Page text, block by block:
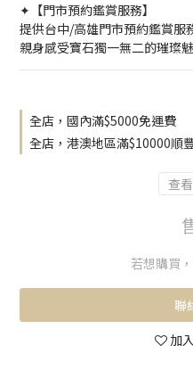
✦【門市預約鑑賞服務】
提供台中/高雄門市預約鑑賞服
親身感受寶石獨一無二的璀璨
全店，國內滿$5000免運費
全店，港澳地區滿$10000順
查
若想購買
聯
加